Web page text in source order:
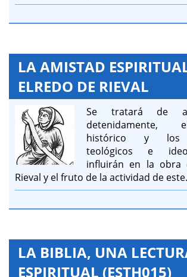
LA AMISTAD
ELREDO DE RIEVAL
Se tratará de
detenidamente,
histórico y los
teológicos e
influirán en la obra
Rieval y el fruto de la actividad de este.
LA BIBLIA, UNA
ESPIRITUAL (ESTH015)